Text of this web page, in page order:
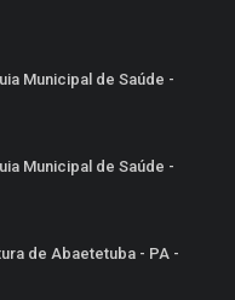
Municipal de Saúde -
Municipal de Saúde -
de Abaetetuba - PA -